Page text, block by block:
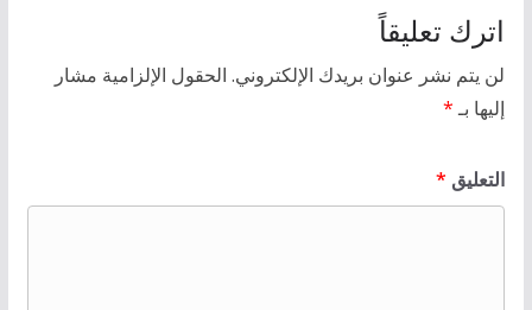
اترك تعليقاً
لن يتم نشر عنوان بريدك الإلكتروني. الحقول الإلزامية مشار
إليها بـ*
التعليق *